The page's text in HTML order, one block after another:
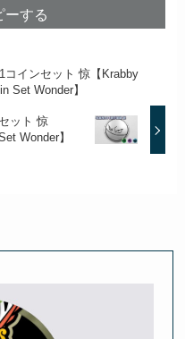
ーする
コインセット 惊【Krabby
Set Wonder】
ット 惊
Wonder】